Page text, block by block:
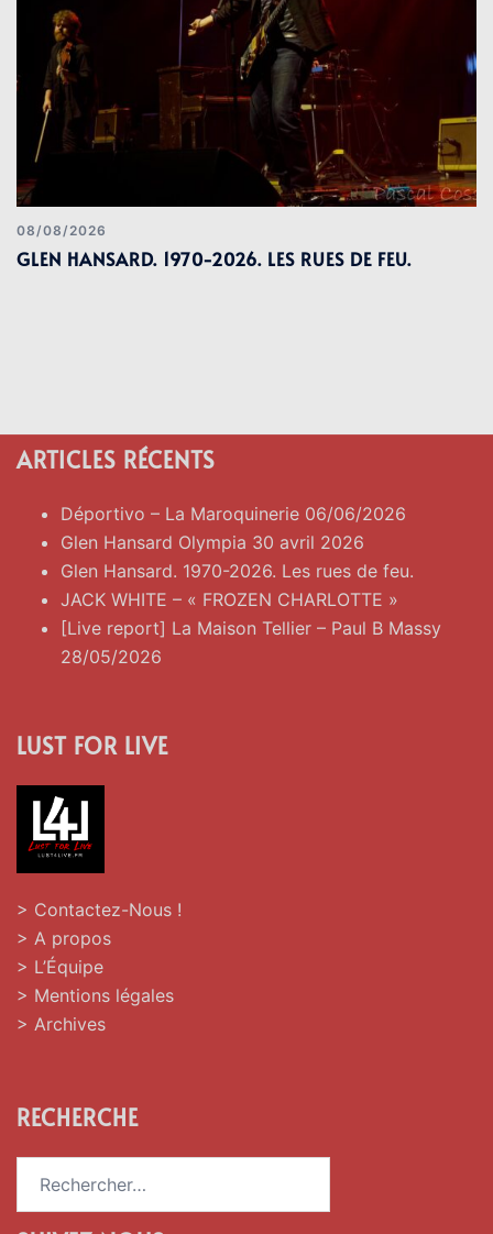
08/08/2026
GLEN HANSARD. 1970-2026. LES RUES DE FEU.
ARTICLES RÉCENTS
Déportivo – La Maroquinerie 06/06/2026
Glen Hansard Olympia 30 avril 2026
Glen Hansard. 1970-2026. Les rues de feu.
JACK WHITE – « FROZEN CHARLOTTE »
[Live report] La Maison Tellier – Paul B Massy
28/05/2026
LUST FOR LIVE
> Contactez-Nous !
> A propos
> L’Équipe
> Mentions légales
> Archives
RECHERCHE